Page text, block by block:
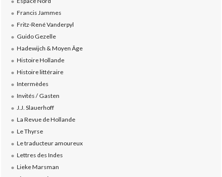
Francis Jammes
Fritz-René Vanderpyl
Guido Gezelle
Hadewijch & Moyen Âge
Histoire Hollande
Histoire littéraire
Intermèdes
Invités / Gasten
J.J. Slauerhoff
La Revue de Hollande
Le Thyrse
Le traducteur amoureux
Lettres des Indes
Lieke Marsman